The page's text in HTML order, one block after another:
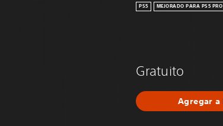
PS5 MEJORADO PARA PS5 PRO
Gratuito
Agregar